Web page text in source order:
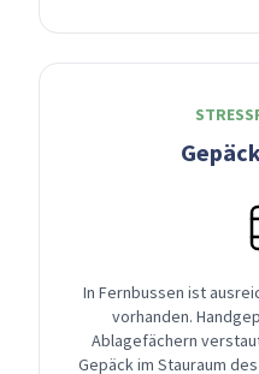
In Fernbussen ist
vorhanden.
Ablagefächern
Gepäck im Stauraum